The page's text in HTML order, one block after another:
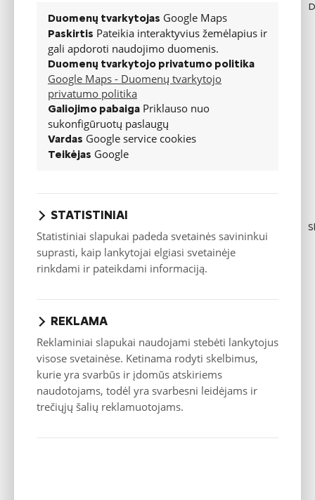
Duomenų tvarkytojas Google Maps
Paskirtis Pateikia interaktyvius žemėlapius ir
gali apdoroti naudojimo duomenis.
Duomenų tvarkytojo privatumo politika
Google Maps - Duomenų tvarkytojo
privatumo politika
Galiojimo pabaiga Priklauso nuo
sukonfigūruotų paslaugų
Vardas Google service cookies
Teikėjas Google
STATISTINIAI
Statistiniai slapukai padeda svetainės savininkui
suprasti, kaip lankytojai elgiasi svetainėje
rinkdami ir pateikdami informaciją.
REKLAMA
Reklaminiai slapukai naudojami stebėti lankytojus
visose svetainėse. Ketinama rodyti skelbimus,
kurie yra svarbūs ir įdomūs atskiriems
naudotojams, todėl yra svarbesni leidėjams ir
trečiųjų šalių reklamuotojams.